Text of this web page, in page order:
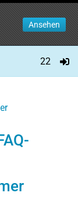
Ansehen
22